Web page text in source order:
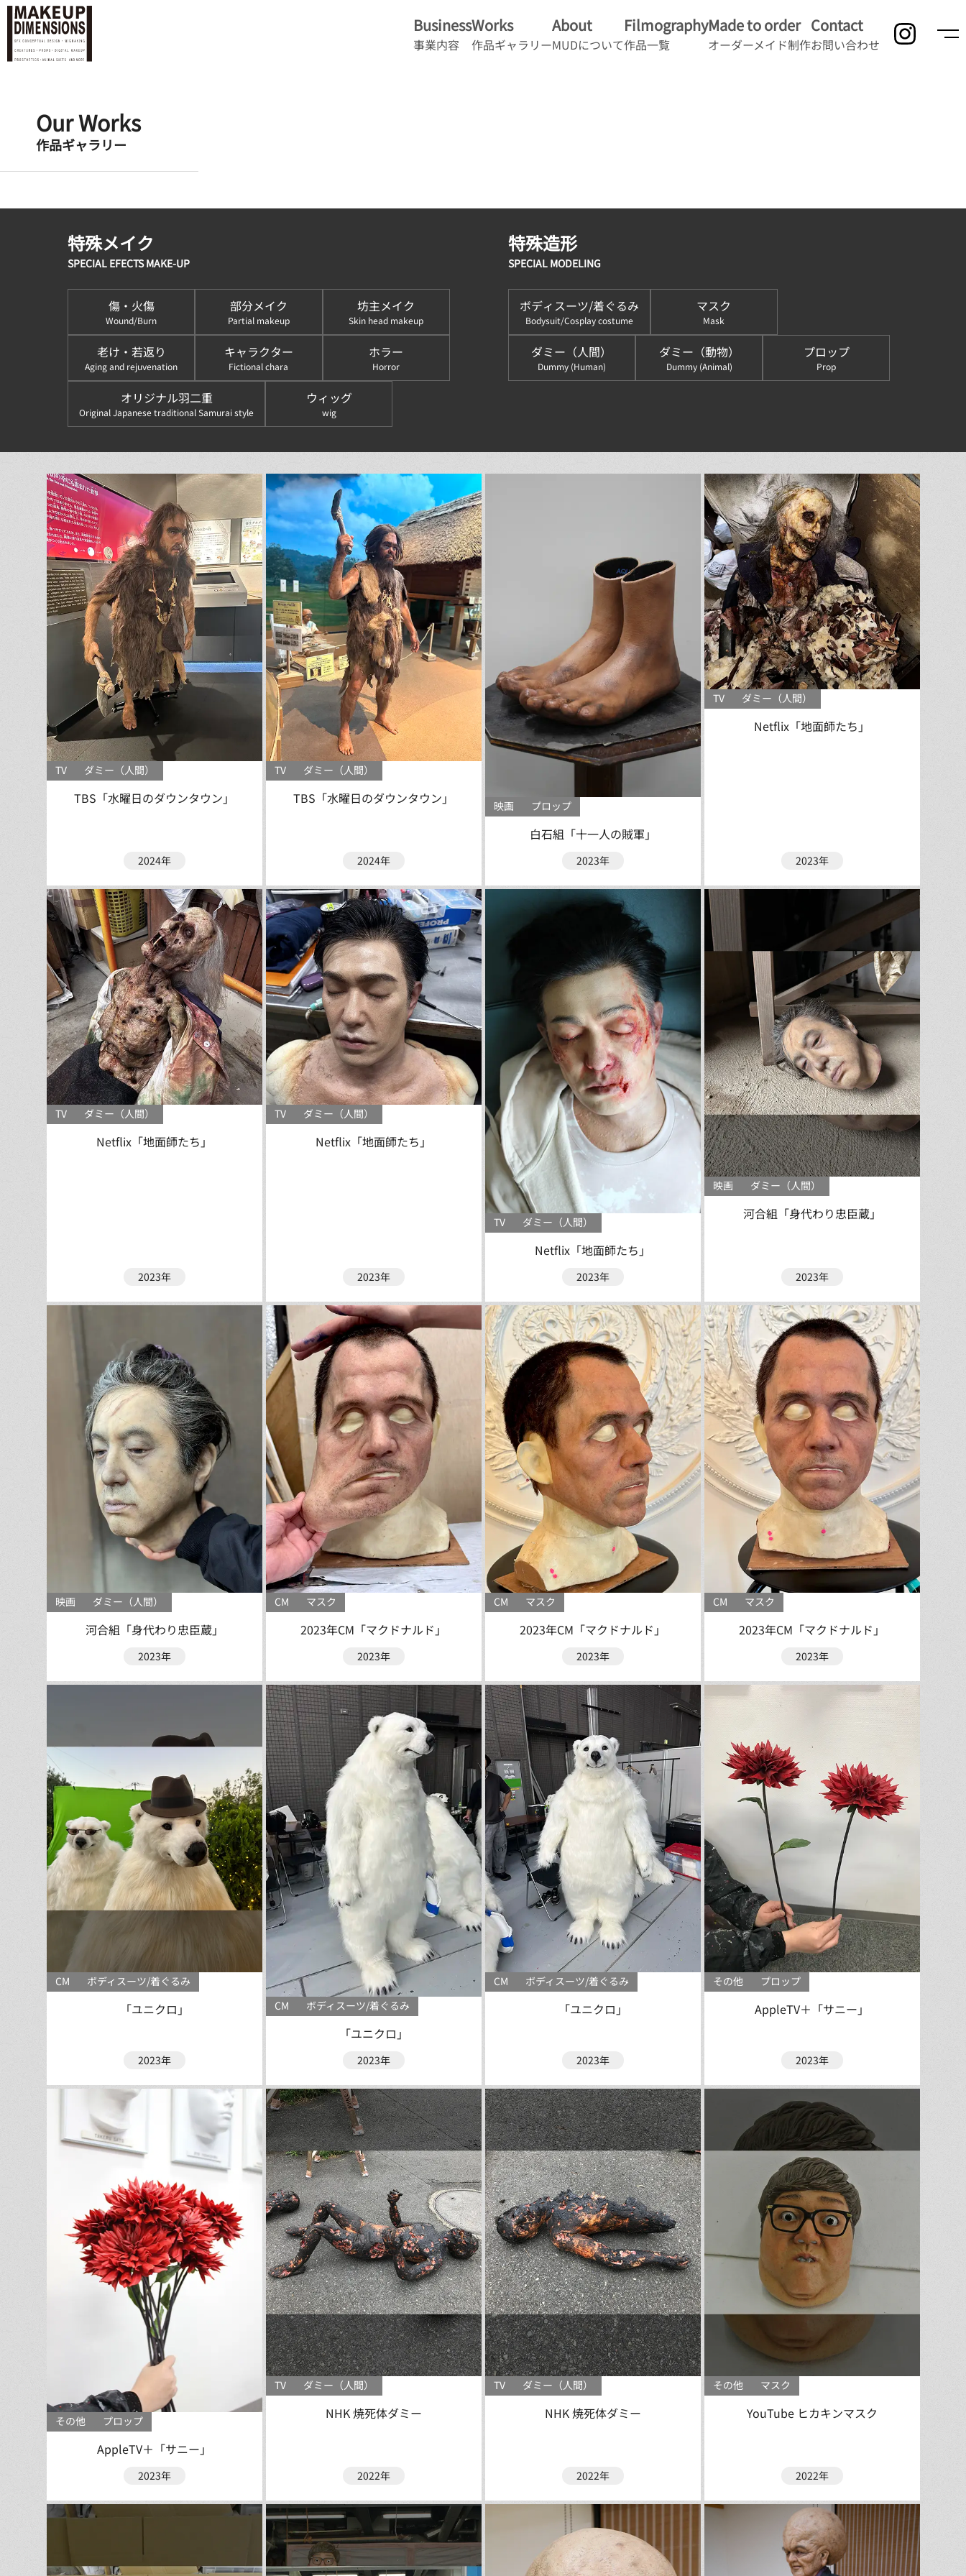
Business
事業内容
Works
作品ギャラリー
About
MUDについて
Filmography
作品一覧
Made to order
オーダーメイド制作
Contact
お問い合わせ
Our Works
作品ギャラリー
特殊メイク
SPECIAL EFECTS MAKE-UP
傷・火傷
Wound/Burn
部分メイク
Partial makeup
坊主メイク
Skin head makeup
老け・若返り
Aging and rejuvenation
キャラクター
Fictional chara
ホラー
Horror
オリジナル羽二重
Original Japanese traditional Samurai style
ウィッグ
wig
特殊造形
SPECIAL MODELING
ボディスーツ/着ぐるみ
Bodysuit/Cosplay costume
マスク
Mask
ダミー（人間）
Dummy (Human)
ダミー（動物）
Dummy (Animal)
プロップ
Prop
TV ダミー（人間）
TBS「水曜日のダウンタウン」
2024年
TV ダミー（人間）
TBS「水曜日のダウンタウン」
2024年
映画 プロップ
白石組「十一人の賊軍」
2023年
TV ダミー（人間）
Netflix「地面師たち」
2023年
TV ダミー（人間）
Netflix「地面師たち」
2023年
TV ダミー（人間）
Netflix「地面師たち」
2023年
TV ダミー（人間）
Netflix「地面師たち」
2023年
映画 ダミー（人間）
河合組「身代わり忠臣蔵」
2023年
映画 ダミー（人間）
河合組「身代わり忠臣蔵」
2023年
CM マスク
2023年CM「マクドナルド」
2023年
CM マスク
2023年CM「マクドナルド」
2023年
CM マスク
2023年CM「マクドナルド」
2023年
CM ボディスーツ/着ぐるみ
「ユニクロ」
2023年
CM ボディスーツ/着ぐるみ
「ユニクロ」
2023年
CM ボディスーツ/着ぐるみ
「ユニクロ」
2023年
その他 プロップ
AppleTV＋「サニー」
2023年
その他 プロップ
AppleTV＋「サニー」
2023年
TV ダミー（人間）
NHK 焼死体ダミー
2022年
TV ダミー（人間）
NHK 焼死体ダミー
2022年
その他 マスク
YouTube ヒカキンマスク
2022年